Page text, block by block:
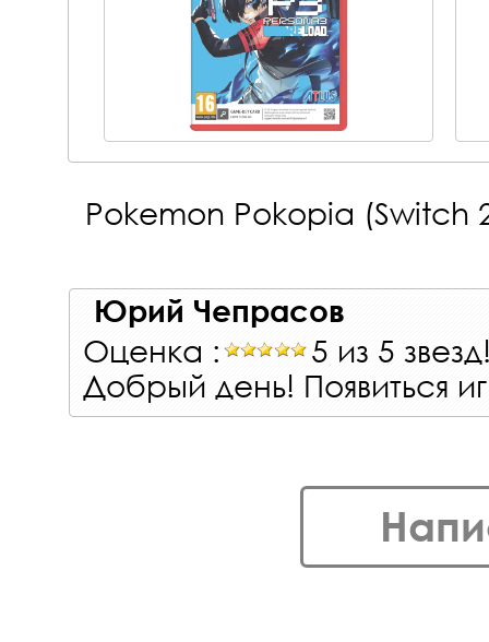
Pokemon Pokopia (Switch
Юрий Чепрасов
Оценка :
5 из 5
Добрый день! Появиться